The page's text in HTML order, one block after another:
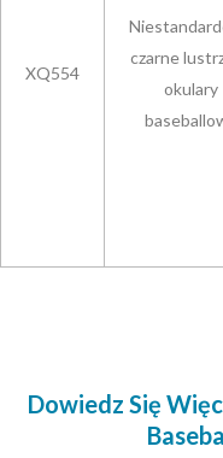
XQ554
czarne
okulary
Dowiedz Się